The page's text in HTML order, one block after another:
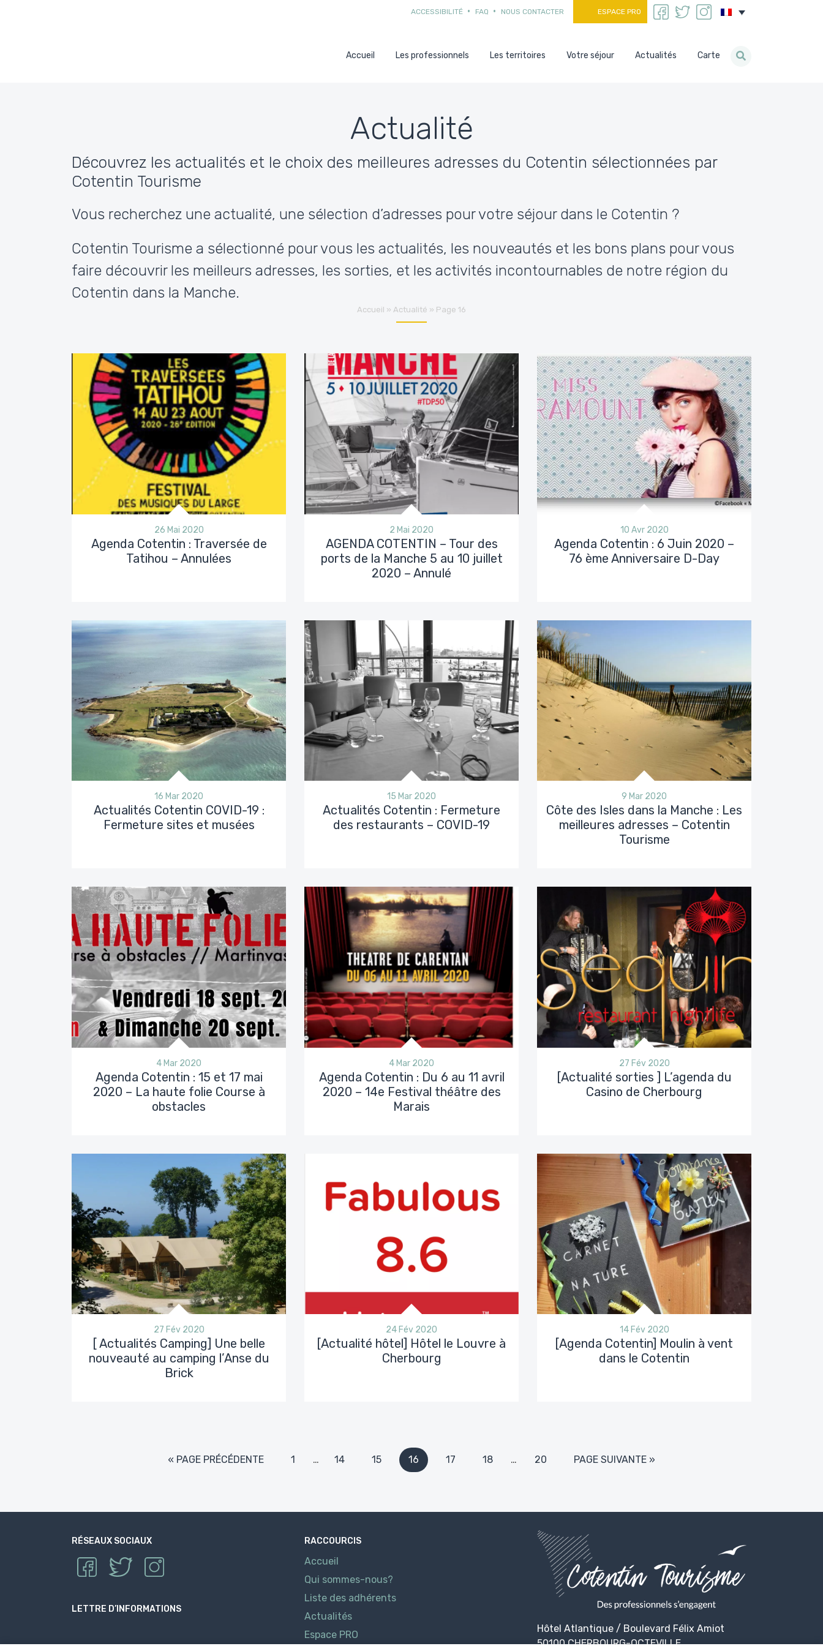
ACCESSIBILITÉ FAQ NOUS CONTACTER ESPACE PRO
Accueil Les professionnels Les territoires Votre séjour Actualités Carte
Actualité
Découvrez les actualités et le choix des meilleures adresses du Cotentin sélectionnées par
Cotentin Tourisme
Vous recherchez une actualité, une sélection d’adresses pour votre séjour dans le Cotentin ?
Cotentin Tourisme a sélectionné pour vous les actualités, les nouveautés et les bons plans pour vous
faire découvrir les meilleurs adresses, les sorties, et les activités incontournables de notre région du
Cotentin dans la Manche.
Accueil » Actualité » Page 16
26 Mai 2020
Agenda Cotentin : Traversée de
Tatihou – Annulées
2 Mai 2020
AGENDA COTENTIN – Tour des
ports de la Manche 5 au 10 juillet
2020 – Annulé
10 Avr 2020
Agenda Cotentin : 6 Juin 2020 –
76 ème Anniversaire D-Day
16 Mar 2020
Actualités Cotentin COVID-19 :
Fermeture sites et musées
15 Mar 2020
Actualités Cotentin : Fermeture
des restaurants – COVID-19
9 Mar 2020
Côte des Isles dans la Manche : Les
meilleures adresses – Cotentin
Tourisme
4 Mar 2020
Agenda Cotentin : 15 et 17 mai
2020 – La haute folie Course à
obstacles
4 Mar 2020
Agenda Cotentin : Du 6 au 11 avril
2020 – 14e Festival théâtre des
Marais
27 Fév 2020
[Actualité sorties ] L’agenda du
Casino de Cherbourg
27 Fév 2020
[ Actualités Camping] Une belle
nouveauté au camping l’Anse du
Brick
24 Fév 2020
[Actualité hôtel] Hôtel le Louvre à
Cherbourg
14 Fév 2020
[Agenda Cotentin] Moulin à vent
dans le Cotentin
« PAGE PRÉCÉDENTE 1 … 14 15 16 17 18 … 20 PAGE SUIVANTE »
RÉSEAUX SOCIAUX
LETTRE D’INFORMATIONS
RACCOURCIS
Accueil
Qui sommes-nous?
Liste des adhérents
Actualités
Espace PRO
Hôtel Atlantique / Boulevard Félix Amiot
50100 CHERBOURG-OCTEVILLE